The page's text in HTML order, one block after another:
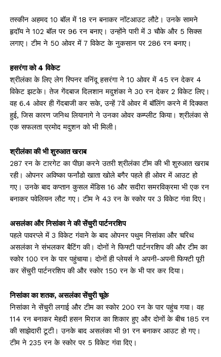
तस्कीन अहमद 10 बॉल में 18 रन बनाकर नॉटआउट लौटे। उनके सामने
हृदॉय ने 102 बॉल पर 96 रन बनाए। उन्होंने पारी में 3 चौके और 5 सिक्स
लगाए। टीम ने 50 ओवर में 7 विकेट के नुकसान पर 286 रन बनाए।
हसरंगा को 4 विकेट
श्रीलंका के लिए लेग स्पिनर वनिंदू हसरंगा ने 10 ओवर में 45 रन देकर 4
विकेट झटके। तेज गेंदबाज दिलशान मदुशंका ने 30 रन देकर 2 विकेट लिए।
वह 6.4 ओवर ही गेंदबाजी कर सके, उन्हें 7वें ओवर में बॉलिंग करने में दिक्कत
हुई, जिस कारण जनिथ लियानागे ने उनका ओवर कम्प्लीट किया। श्रीलंका से
एक सफलता प्रमोद मदुशन को भी मिली।
श्रीलंका की भी शुरुआत खराब
287 रन के टारगेट का पीछा करने उतरी श्रीलंका टीम की भी शुरुआत खराब
रही। ओपनर अविष्का फर्नांडो खाता खोले बगैर पहले ही ओवर में आउट हो
गए। उनके बाद कप्तान कुसल मेंडिस 16 और सदीरा समरविक्रमा भी एक रन
बनाकर पवेलियन लौट गए। टीम ने 43 रन के स्कोर पर 3 विकेट गंवा दिए।
असलंका और निसांका ने की सेंचुरी पार्टनरशिप
पहले पावरप्ले में 3 विकेट गंवाने के बाद ओपनर पथुम निसांका और चरिथ
असलंका ने संभलकर बैटिंग की। दोनों ने फिफ्टी पार्टनरशिप की और टीम का
स्कोर 100 रन के पार पहुंचाया। दोनों ही प्लेयर्स ने अपनी-अपनी फिफ्टी पूरी
कर सेंचुरी पार्टनरशिप की और स्कोर 150 रन के भी पार कर दिया।
निसांका का शतक, असलंका सेंचुरी चूके
निसांका ने सेंचुरी लगाई और टीम का स्कोर 200 रन के पार पहुंच गया। वह
114 रन बनाकर मेहदी हसन मिराज का शिकार हुए और दोनों के बीच 185 रन
की साझेदारी टूटी। उनके बाद असलंका भी 91 रन बनाकर आउट हो गए।
टीम ने 235 रन के स्कोर पर 5 विकेट गंवा दिए।